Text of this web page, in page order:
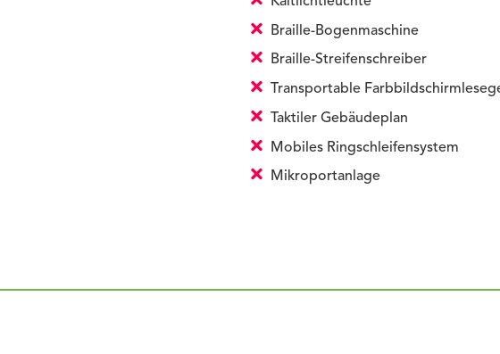
Braille-Bogenmaschine
Braille-Streifenschreiber
Transportable
Taktiler Gebäudeplan
Mobiles Ringschleifensystem
Mikroportanlage